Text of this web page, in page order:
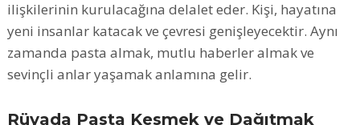
ilişkilerinin kurulacağına delalet eder. Kişi, hayatına
yeni insanlar katacak ve çevresi genişleyecektir. Aynı
zamanda pasta almak, mutlu haberler almak ve
sevinçli anlar yaşamak anlamına gelir.
Rüyada Pasta Kesmek ve Dağıtmak